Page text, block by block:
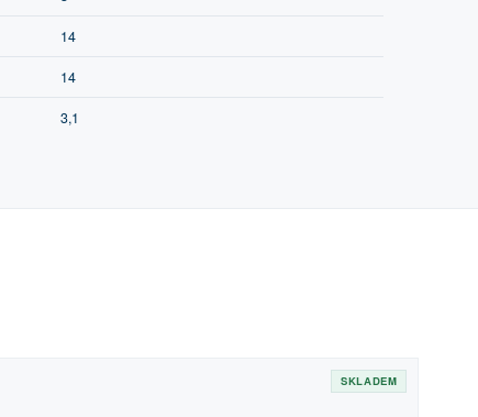
14
14
3,1
SKLADEM